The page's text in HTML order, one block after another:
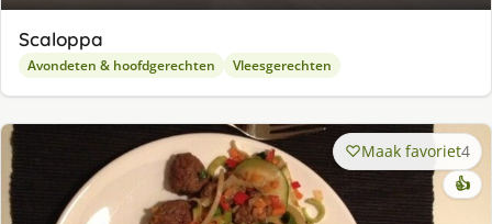
Scaloppa
Avondeten & hoofdgerechten Vleesgerechten
Maak favoriet4
👍